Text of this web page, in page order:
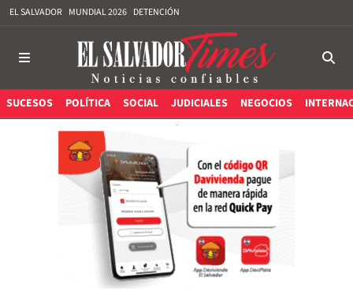
EL SALVADOR MUNDIAL 2026 DETENCIÓN
SUCESOS POLÍTICA SOCIAL JUDICIALES NEGOCIOS